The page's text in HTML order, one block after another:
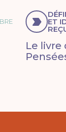
ET
Le livre